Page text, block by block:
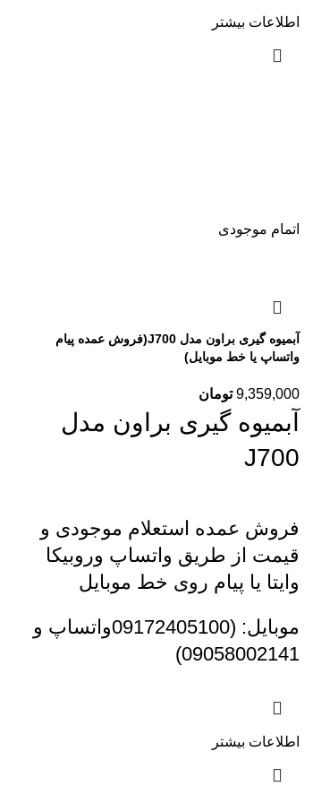
اطلاعات بیشتر
اتمام موجودی
آبمیوه گیری براون مدل J700(فروش عمده پیام
واتساپ یا خط موبایل)
9,359,000 تومان
آبمیوه گیری براون مدل
J700
فروش عمده استعلام موجودی و
قیمت از طریق واتساپ وروبیکا
وایتا یا پیام روی خط موبایل
موبایل: (09172405100واتساپ و
09058002141)
اطلاعات بیشتر